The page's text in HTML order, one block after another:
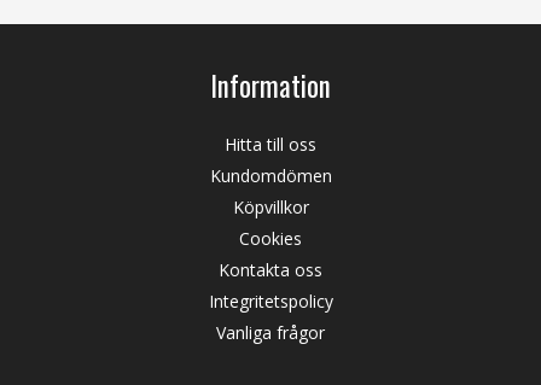
Information
Hitta till oss
Kundomdömen
Köpvillkor
Cookies
Kontakta oss
Integritetspolicy
Vanliga frågor